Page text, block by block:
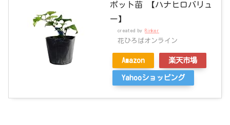
ポット苗 【ハナヒロバリュ
ー】
created by Rinker
花ひろばオンライン
Amazon 楽天市場
Yahooショッピング